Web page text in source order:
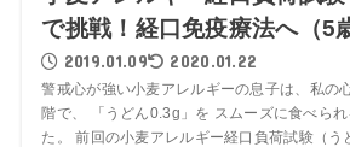
で挑戦！経口免疫療法へ（5
2019.01.09 2020.01.22
警戒心が強い小麦アレルギーの息子は、私の
階で、 「うどん0.3g」を スムーズに食べら
た。 前回の小麦アレルギー経口負荷試験（う